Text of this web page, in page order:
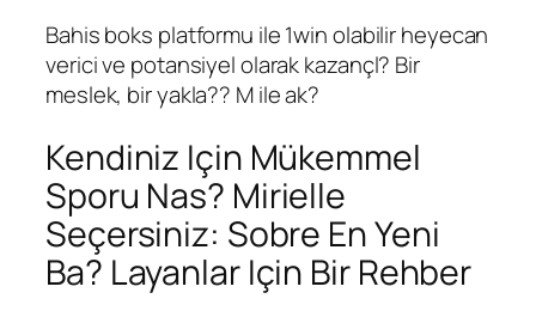
Bahis boks platformu ile 1win olabilir heyecan
verici ve potansiyel olarak kazançl? Bir
meslek, bir yakla?? M ile ak?
Kendiniz Için Mükemmel
Sporu Nas? Mirielle
Seçersiniz: Sobre En Yeni
Ba? Layanlar Için Bir Rehber